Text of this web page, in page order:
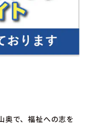
で、福祉への志を